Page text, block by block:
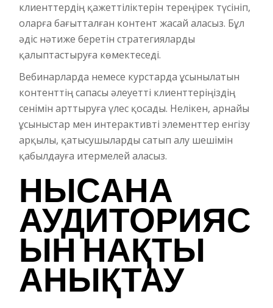
клиенттердің қажеттіліктерін тереңірек түсініп,
оларға бағытталған контент жасай аласыз. Бұл
әдіс нәтиже беретін стратегияларды
қалыптастыруға көмектеседі.
Вебинарларда немесе курстарда ұсынылатын
контенттің сапасы әлеуетті клиенттеріңіздің
сенімін арттыруға үлес қосады. Нелікен, арнайы
ұсыныстар мен интерактивті элементтер енгізу
арқылы, қатысушыларды сатып алу шешімін
қабылдауға итермелей аласыз.
НЫСАНА
АУДИТОРИЯС
ЫН НАҚТЫ
АНЫҚТАУ